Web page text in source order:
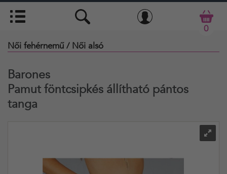
0
Női fehérnemű / Női alsó
Barones
Pamut föntcsipkés állítható pántos
tanga